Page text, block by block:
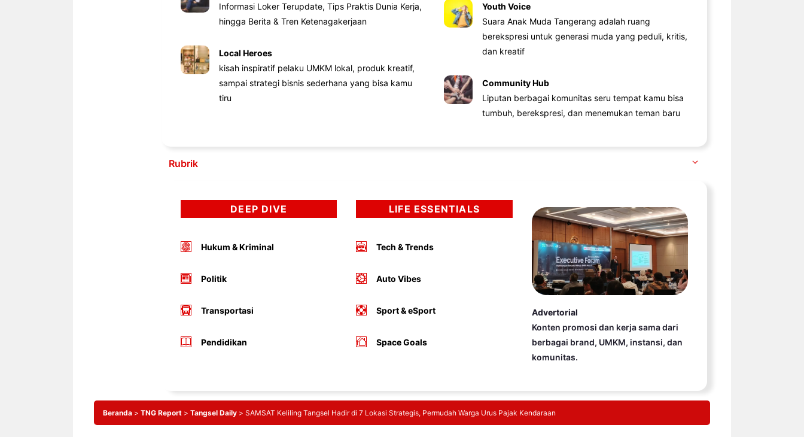
Informasi Loker Terupdate, Tips Praktis Dunia Kerja,
hingga Berita & Tren Ketenagakerjaan
Local Heroes
kisah inspiratif pelaku UMKM lokal, produk kreatif,
sampai strategi bisnis sederhana yang bisa kamu
tiru
Youth Voice
Suara Anak Muda Tangerang adalah ruang
berekspresi untuk generasi muda yang peduli, kritis,
dan kreatif
Community Hub
Liputan berbagai komunitas seru tempat kamu bisa
tumbuh, berekspresi, dan menemukan teman baru
Rubrik
DEEP DIVE
Hukum & Kriminal
Politik
Transportasi
Pendidikan
LIFE ESSENTIALS
Tech & Trends
Auto Vibes
Sport & eSport
Space Goals
Advertorial
Konten promosi dan kerja sama dari
berbagai brand, UMKM, instansi, dan
komunitas.
Beranda > TNG Report > Tangsel Daily > SAMSAT Keliling Tangsel Hadir di 7 Lokasi Strategis, Permudah Warga Urus Pajak Kendaraan